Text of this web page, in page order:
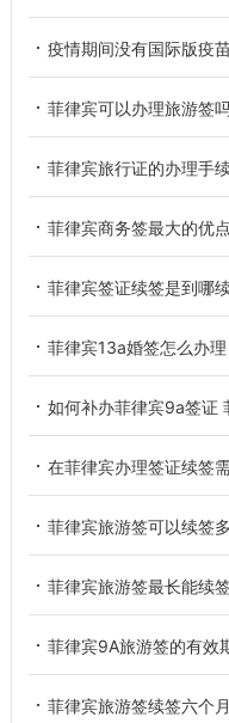
疫情期间没有国际版疫
菲律宾可以办理旅游签
菲律宾旅行证的办理手
菲律宾商务签最大的优
菲律宾签证续签是到哪
菲律宾13a婚签怎么办理
如何补办菲律宾9a签证
在菲律宾办理签证续签
菲律宾旅游签可以续签
菲律宾旅游签最长能续
菲律宾9A旅游签的有效
菲律宾旅游签续签六个